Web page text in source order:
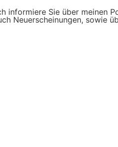
informiere Sie über meinen
Neuerscheinungen, sowie